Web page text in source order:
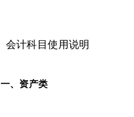
会计科目使用说明
一、资产类